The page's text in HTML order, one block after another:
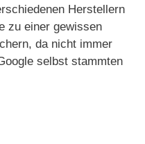
Herstellern
zu einer gewissen
da nicht immer
selbst stammten